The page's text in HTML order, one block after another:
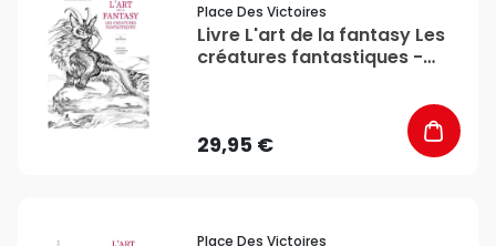
Place Des Victoires
Livre L'art de la fantasy Les
créatures fantastiques -
29,95 €
Place Des Victoires